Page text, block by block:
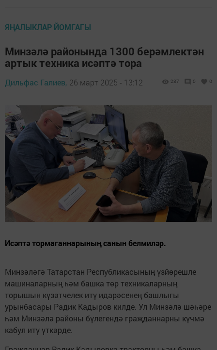
ЯҢАЛЫКЛАР ЙОМГАГЫ
Минзәлә районында 1300 берәмлектән
артык техника исәптә тора
Дильфас Галиев, 26 март 2025 - 13:12 237 0 0
Исәптә тормаганнарының санын белмиләр.
Минзәләгә Татарстан Республикасының үзйөрешле
машиналарның һәм башка төр техникаларның
торышын күзәтчелек итү идарәсенең башлыгы
урынбасары Радик Кадыров килде. Ул Минзәлә шәһәре
һәм Минзәлә районы бүлегендә граҗданнарны күчмә
кабул итү үткәрде.